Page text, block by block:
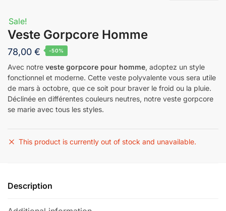
Sale!
Veste Gorpcore Homme
78,00 € -50%
Avec notre veste gorpcore pour homme, adoptez un style
fonctionnel et moderne. Cette veste polyvalente vous sera utile
de mars à octobre, que ce soit pour braver le froid ou la pluie.
Déclinée en différentes couleurs neutres, notre veste gorpcore
se marie avec tous les styles.
This product is currently out of stock and unavailable.
Description